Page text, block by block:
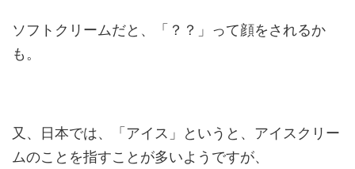
ソフトクリームだと、「？？」って顔をされるか
も。
又、日本では、「アイス」というと、アイスクリー
ムのことを指すことが多いようですが、